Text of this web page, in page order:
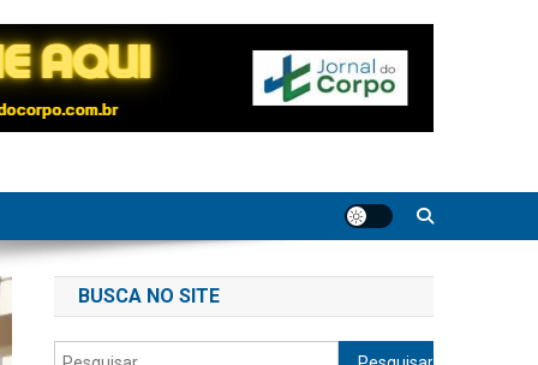
BUSCA NO SITE
Pesquisar